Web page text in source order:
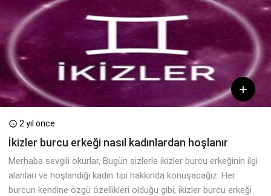

 2 yıl önce
İkizler burcu erkeği nasıl kadınlardan hoşlanır
Merhaba sevgili okurlar, Bugün sizlerle ikizler burcu erkeğinin ilgi
alanları ve hoşlandığı kadın tipi hakkında konuşacağız. Her
burcun kendine özgü özellikleri olduğu gibi, ikizler burcu erkeği